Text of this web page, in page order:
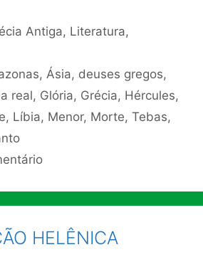
Antiga, Literatura,
,Ásia, deuses gregos,
real, Glória, Grécia, Hércules,
, Líbia, Menor, Morte, Tebas,
HELÊNICA